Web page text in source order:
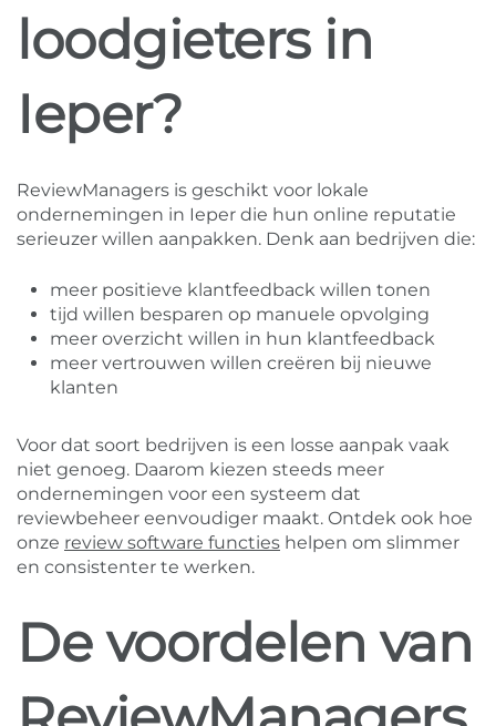
loodgieters in
Ieper?
ReviewManagers is geschikt voor lokale
ondernemingen in Ieper die hun online reputatie
serieuzer willen aanpakken. Denk aan bedrijven die:
meer positieve klantfeedback willen tonen
tijd willen besparen op manuele opvolging
meer overzicht willen in hun klantfeedback
meer vertrouwen willen creëren bij nieuwe
klanten
Voor dat soort bedrijven is een losse aanpak vaak
niet genoeg. Daarom kiezen steeds meer
ondernemingen voor een systeem dat
reviewbeheer eenvoudiger maakt. Ontdek ook hoe
onze review software functies helpen om slimmer
en consistenter te werken.
De voordelen van